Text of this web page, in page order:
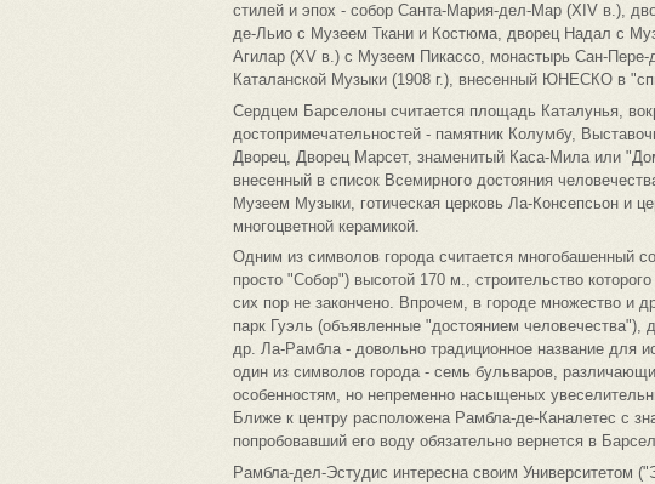
стилей и эпох - собор Санта-Мария-дел-Мар (XIV в.),
де-Льио с Музеем Ткани и Костюма, дворец Надал с
Агилар (XV в.) с Музеем Пикассо, монастырь Сан-Пере-
Каталанской Музыки (1908 г.), внесенный ЮНЕСКО в
Сердцем Барселоны считается площадь Каталунья,
достопримечательностей - памятник Колумбу,
Дворец, Дворец Марсет, знаменитый Каса-Мила или
внесенный в список Всемирного достояния
Музеем Музыки, готическая церковь Ла-Консепсьон и
многоцветной керамикой.
Одним из символов города считается многобашенный
просто "Собор") высотой 170 м., строительство
сих пор не закончено. Впрочем, в городе множество и
парк Гуэль (объявленные "достоянием
др. Ла-Рамбла - довольно традиционное название для
один из символов города - семь бульваров,
особенностям, но непременно насыщеных
Ближе к центру расположена Рамбла-де-Каналетес с
попробовавший его воду обязательно вернется в
Рамбла-дел-Эстудис интересна своим Университетом